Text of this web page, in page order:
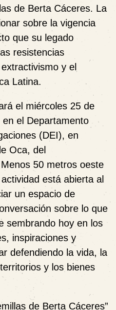
de Berta Cáceres. La
sobre la vigencia
que su legado
resistencias
y el
Latina.
el miércoles 25 de
el Departamento
(DEI), en
Oca, del
50 metros oeste
está abierta al
un espacio de
sobre lo que
sembrando hoy en los
inspiraciones y
defendiendo la vida, la
y los bienes
de Berta Cáceres”